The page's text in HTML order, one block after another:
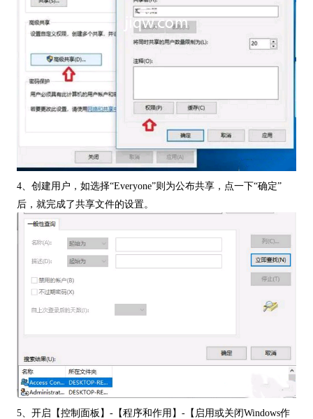
4、创建用户，如选择“Everyone”则为公布共享，点一下“确定”
后，就完成了共享文件的设置。
5、开启【控制面板】-【程序和作用】-【启用或关闭Windows作